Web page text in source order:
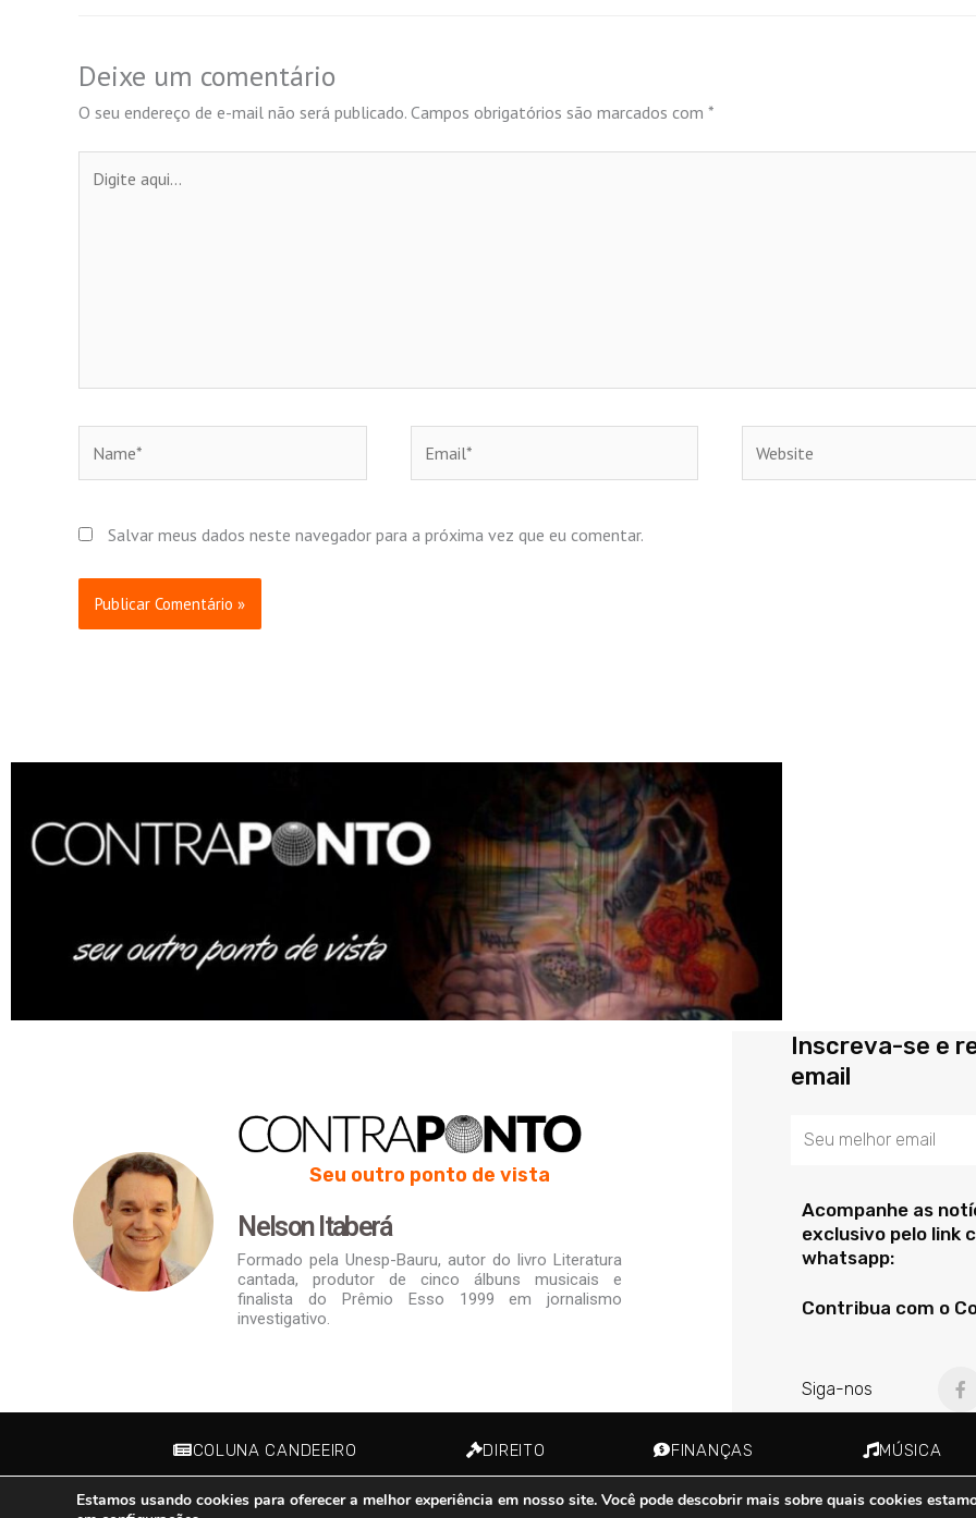
Deixe um comentário
O seu endereço de e-mail não será publicado. Campos obrigatórios são marcados com *
aqui...
Salvar meus dados neste navegador para a próxima vez que eu comentar.
Seu outro ponto de vista
Nelson Itaberá
Formado pela Unesp-Bauru, autor do livro Literatura
cantada, produtor de cinco álbuns musicais e
finalista do Prêmio Esso 1999 em jornalismo
investigativo.
Inscreva-se e
email
Acompanhe as
exclusivo pelo link
whatsapp:
Contribua com o
Siga-nos
a
c
o
k
COLUNA CANDEEIRO DIREITO FINANÇAS MÚSICA
Estamos usando cookies para oferecer a melhor experiência em nosso site. Você pode descobrir mais sobre quais cookies